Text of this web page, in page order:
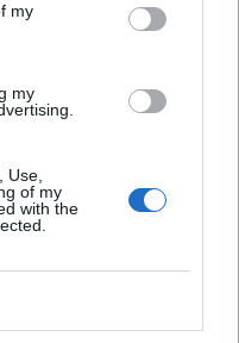
my
my
Use,
of my
with the
Kinsky è il nuovo